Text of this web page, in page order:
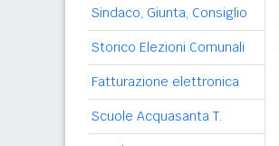
Sindaco, Giunta, Consiglio
Storico Elezioni Comunali
Fatturazione elettronica
Scuole Acquasanta T.